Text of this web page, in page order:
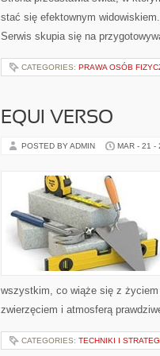
stać się efektownym
Serwis skupia się na
CATEGORIES: PRAWA OSÓB
EQUI VERSO
POSTED BY ADMIN MAR - 21 -
wszystkim, co wiąże się z życiem
zwierzęciem i atmosferą
CATEGORIES: TECHNIKI I